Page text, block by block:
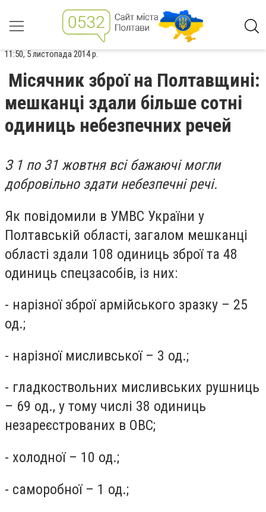
11:50, 5 листопада 2014 р.
Місячник зброї на Полтавщині:
мешканці здали більше сотні
одиниць небезпечних речей
З 1 по 31 жовтня всі бажаючі могли
добровільно здати небезпечні речі.
Як повідомили в УМВС України у
Полтавській області, загалом мешканці
області здали 108 одиниць зброї та 48
одиниць спецзасобів, із них:
- нарізної зброї армійського зразку – 25
од.;
- нарізної мисливської – 3 од.;
- гладкоствольних мисливських рушниць
– 69 од., у тому числі 38 одиниць
незареєстрованих в ОВС;
- холодної – 10 од.;
- саморобної – 1 од.;